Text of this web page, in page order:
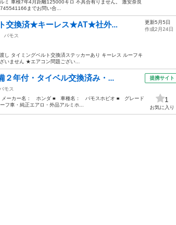
ミ 車検7年4月距離125000キロ 不具合有りません。 激安奈良
までお問い合...
交換済★キーレス★AT★社外...
バモス
タイミングベルト交換済ステッカーあり キーレス ルーフキ
いません ★エアコン問題ござい...
更新5月5日
作成2月24日
年付・タイベル交換済み・...
バモス
ーカー名： ホンダ ■ 車種名： バモスホビオ ■ グレード
車・純正エアロ・外品アルミホ...
提携サイト
1
お気に入り